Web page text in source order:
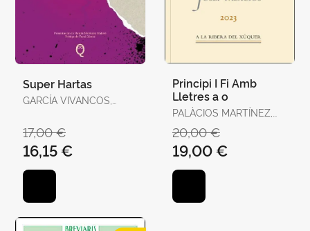
Super Hartas
GARCÍA VIVANCOS,
17,00 €
16,15 €
Principi I Fi Amb
Lletres a o
PALÀCIOS MARTÍNEZ,
20,00 €
19,00 €